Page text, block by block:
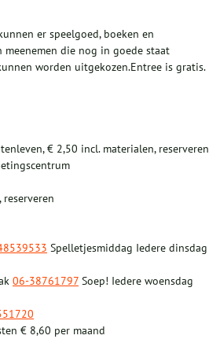
er speelgoed, boeken en
die nog in goede staat
worden uitgekozen.Entree is gratis.
€ 2,50 incl. materialen, reserveren
Spelletjesmiddag Iedere dinsdag
06-38761797 Soep! Iedere woensdag
€ 8,60 per maand